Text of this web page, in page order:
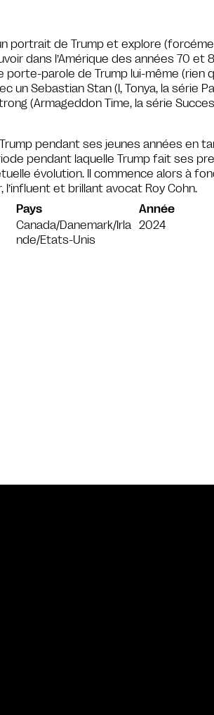
portrait de Trump et explore
dans l’Amérique des années 70 et
parole de Trump lui-même (rien
un Sebastian Stan (I, Tonya, la série
(Armageddon Time, la série
pendant ses jeunes années en
pendant laquelle Trump fait ses
évolution. Il commence alors à
et brillant avocat Roy Cohn.
Pays
Canada/Danemark/Irla
nde/Etats-Unis
Année
2024